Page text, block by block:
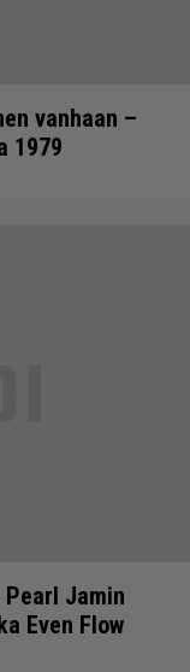
vanhaan –
1979
Jamin
Even Flow